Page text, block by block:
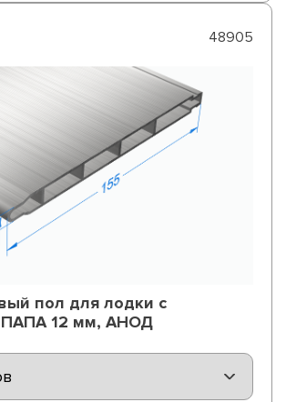
48905
пол для лодки с
12 мм, АНОД